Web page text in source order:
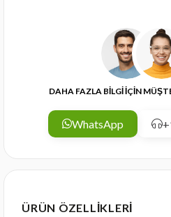
DAHA FAZLA BİLGİ İÇİN
WhatsApp
ÜRÜN ÖZELLIKLERI